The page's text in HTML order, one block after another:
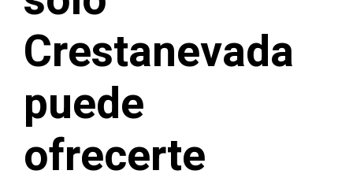
Crestanevada
puede
ofrecerte